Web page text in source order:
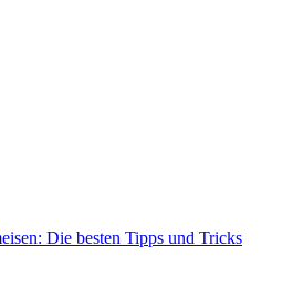
Die besten Tipps und Tricks